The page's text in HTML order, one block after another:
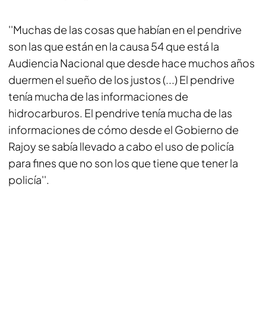
''Muchas de las cosas que habían en el pendrive
son las que están en la causa 54 que está la
Audiencia Nacional que desde hace muchos años
duermen el sueño de los justos (...) El pendrive
tenía mucha de las informaciones de
hidrocarburos. El pendrive tenía mucha de las
informaciones de cómo desde el Gobierno de
Rajoy se sabía llevado a cabo el uso de policía
para fines que no son los que tiene que tener la
policía''.